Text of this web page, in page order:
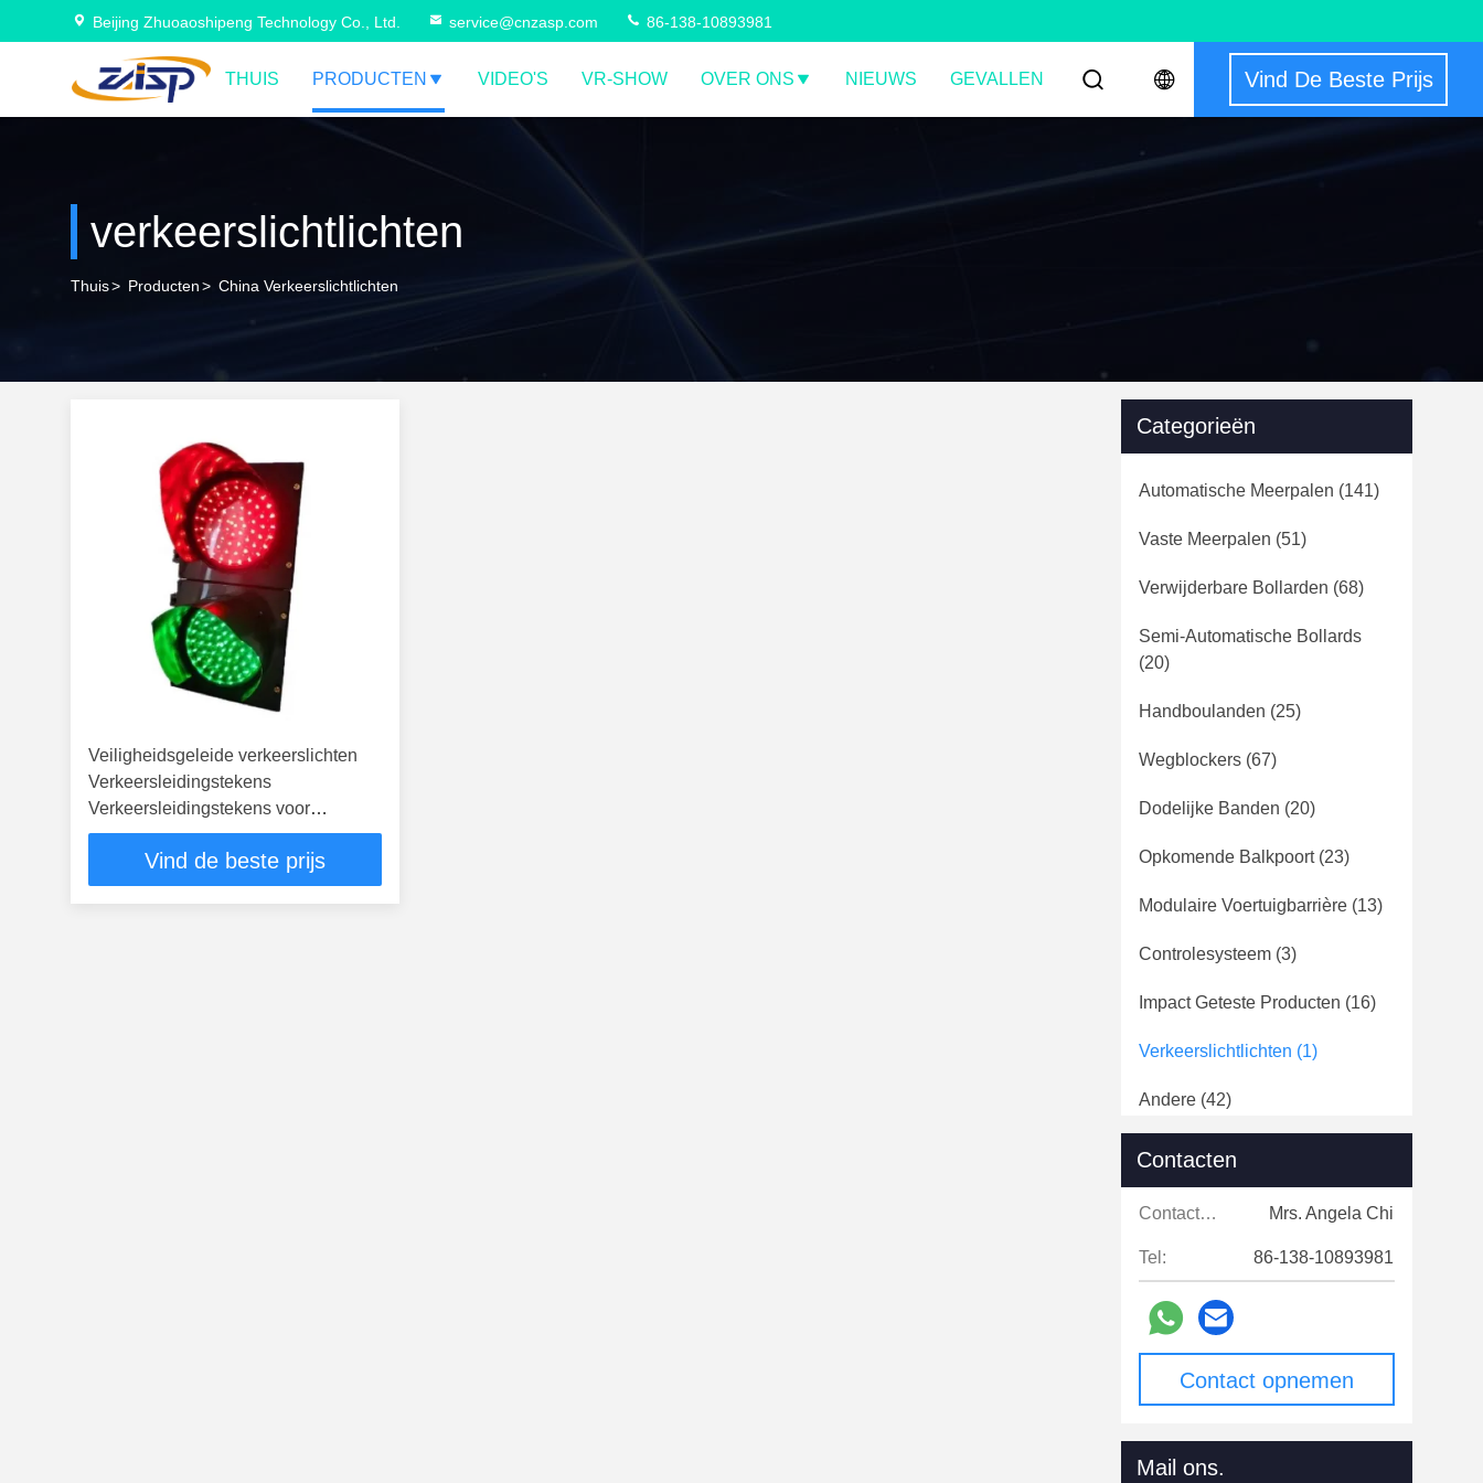
Beijing Zhuoaoshipeng Technology Co., Ltd. service@cnzasp.com 86-138-10893981
THUIS PRODUCTEN VIDEO'S VR-SHOW OVER ONS NIEUWS GEVALLEN Vind De Beste Prijs
verkeerslichtlichten
Thuis> Producten> China Verkeerslichtlichten
Veiligheidsgeleide verkeerslichten
Verkeersleidingstekens
Verkeersleidingstekens voor
verkeersbeheer
Vind de beste prijs
Categorieën
Automatische Meerpalen (141)
Vaste Meerpalen (51)
Verwijderbare Bollarden (68)
Semi-Automatische Bollards
(20)
Handboulanden (25)
Wegblockers (67)
Dodelijke Banden (20)
Opkomende Balkpoort(23)
Modulaire Voertuigbarrière (13)
Controlesysteem (3)
Impact Geteste Producten (16)
Verkeerslichtlichten (1)
Andere (42)
Contacten
Contacten: Mrs. Angela Chi
Tel: 86-138-10893981
Contact opnemen
Mail ons.